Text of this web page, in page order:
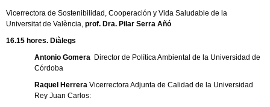
Vicerrectora de Sostenibilidad, Cooperación y Vida Saludable de la
Universitat de València, prof. Dra. Pilar Serra Añó
16.15 hores. Diàlegs
Antonio Gomera Director de Política Ambiental de la Universidad de
Córdoba
Raquel HerreraVicerrectora Adjunta de Calidad de la Universidad
Rey Juan Carlos: